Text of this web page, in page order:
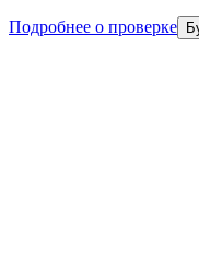
Подробнее о проверке